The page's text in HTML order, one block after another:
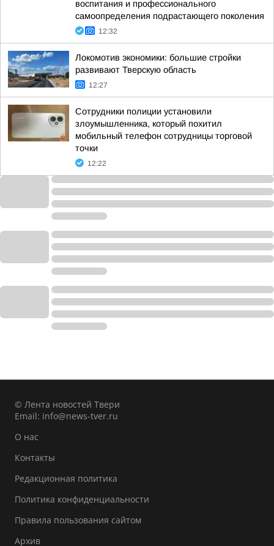
воспитания и профессионального
самоопределения подрастающего поколения
12:32
Локомотив экономики: большие стройки
развивают Тверскую область
12:27
Сотрудники полиции установили
злоумышленника, который похитил
мобильный телефон сотрудницы торговой
точки
12:22
© Лента новостей Твери
Email: info@news-tver.ru
О нас
Контакты
Редакционная политика
Политика конфиденциальности
Правила пользования сайтом
Архив